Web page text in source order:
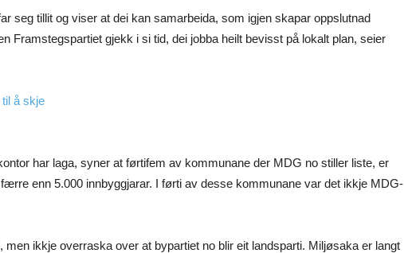
seg tillit og viser at dei kan samarbeida, som igjen skapar oppslutnad
Framstegspartiet gjekk i si tid, dei jobba heilt bevisst på lokalt plan, seier
å skje
har laga, syner at førtifem av kommunane der MDG no stiller liste, er
enn 5.000 innbyggjarar. I førti av desse kommunane var det ikkje MDG-
men ikkje overraska over at bypartiet no blir eit landsparti. Miljøsaka er langt